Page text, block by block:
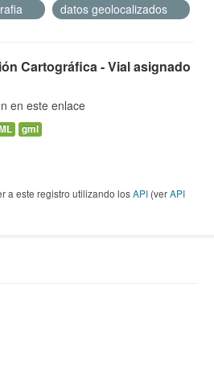
datos geolocalizados
Cartográfica - Vial asignado
en este enlace
gml
a este registro utilizando losAPI (verAPI